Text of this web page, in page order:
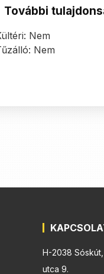
További
Nem
Nem
H-2038
utca 9.